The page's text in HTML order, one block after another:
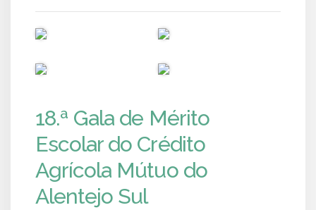
18.ª Gala de Mérito
Escolar do Crédito
Agrícola Mútuo do
Alentejo Sul